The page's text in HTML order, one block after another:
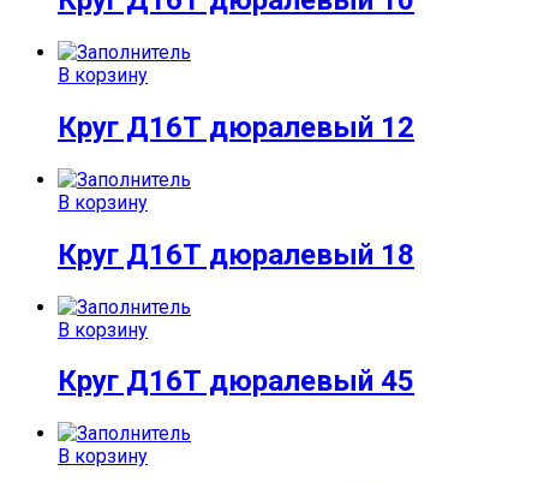
В корзину
Круг Д16Т дюралевый 12
В корзину
Круг Д16Т дюралевый 18
В корзину
Круг Д16Т дюралевый 45
В корзину